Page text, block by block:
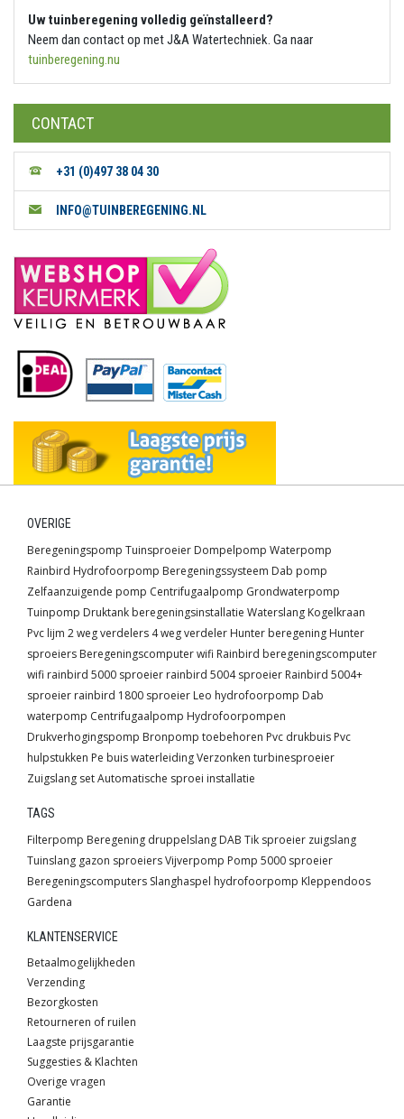
Uw tuinberegening volledig geïnstalleerd?
Neem dan contact op met J&A Watertechniek. Ga naar
tuinberegening.nu
CONTACT
+31 (0)497 38 04 30
INFO@TUINBEREGENING.NL
OVERIGE
Beregeningspomp Tuinsproeier Dompelpomp Waterpomp
Rainbird Hydrofoorpomp Beregeningssysteem Dab pomp
Zelfaanzuigende pomp Centrifugaalpomp Grondwaterpomp
Tuinpomp Druktank beregeningsinstallatie Waterslang Kogelkraan
Pvc lijm 2 weg verdelers 4 weg verdeler Hunter beregening Hunter
sproeiers Beregeningscomputer wifi Rainbird beregeningscomputer
wifi rainbird 5000 sproeier rainbird 5004 sproeier Rainbird 5004+
sproeier rainbird 1800 sproeier Leo hydrofoorpomp Dab
waterpomp Centrifugaalpomp Hydrofoorpompen
Drukverhogingspomp Bronpomp toebehoren Pvc drukbuis Pvc
hulpstukken Pe buis waterleidingVerzonken turbinesproeier
Zuigslang setAutomatische sproei installatie
TAGS
Filterpomp Beregening druppelslang DAB Tik sproeier zuigslang
Tuinslang gazon sproeiersVijverpomp Pomp 5000 sproeier
Beregeningscomputers Slanghaspel hydrofoorpomp Kleppendoos
Gardena
KLANTENSERVICE
Betaalmogelijkheden
Verzending
Bezorgkosten
Retourneren of ruilen
Laagste prijsgarantie
Suggesties & Klachten
Overige vragen
Garantie